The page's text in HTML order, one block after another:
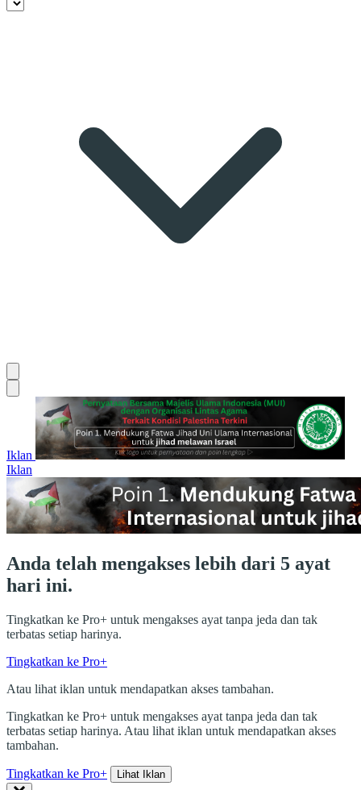
Iklan
Iklan
Anda telah mengakses lebih dari 5 ayat
hari ini.
Tingkatkan ke Pro+ untuk mengakses ayat tanpa jeda dan tak
terbatas setiap harinya.
Tingkatkan ke Pro+
Atau lihat iklan untuk mendapatkan akses tambahan.
Tingkatkan ke Pro+ untuk mengakses ayat tanpa jeda dan tak
terbatas setiap harinya. Atau lihat iklan untuk mendapatkan akses
tambahan.
Tingkatkan ke Pro+ Lihat Iklan